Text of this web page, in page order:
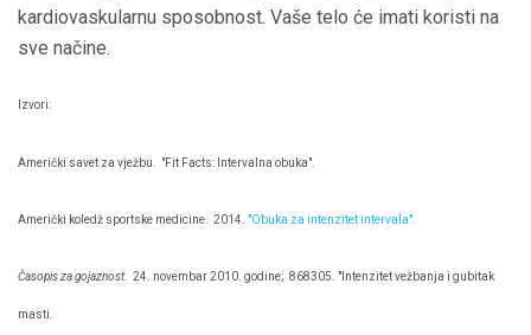
kardiovaskularnu sposobnost. Vaše telo će imati koristi na
sve načine.
Izvori:
Američki savet za vježbu. "Fit Facts: Intervalna obuka".
Američki koledž sportske medicine. 2014. "Obuka za intenzitet intervala".
Časopis za gojaznost. 24. novembar 2010. godine; 868305. "Intenzitet vežbanja i gubitak
masti.